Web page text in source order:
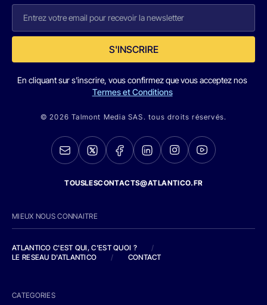
S'INSCRIRE
En cliquant sur s'inscrire, vous confirmez que vous acceptez nos
Termes et Conditions
© 2026 Talmont Media SAS. tous droits réservés.
TOUSLESCONTACTS@ATLANTICO.FR
MIEUX NOUS CONNAITRE
ATLANTICO C'EST QUI, C'EST QUOI ?
/
LE RESEAU D'ATLANTICO
/ CONTACT
CATEGORIES